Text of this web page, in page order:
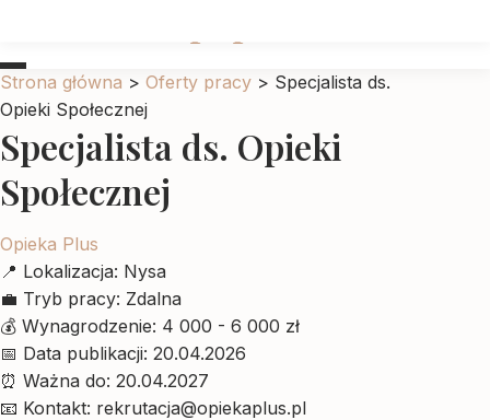
Strona główna > Oferty pracy > Specjalista ds.
Opieki Społecznej
Specjalista ds. Opieki
Społecznej
Opieka Plus
📍 Lokalizacja: Nysa
💼 Tryb pracy: Zdalna
💰 Wynagrodzenie: 4 000 - 6 000 zł
📅 Data publikacji: 20.04.2026
⏰ Ważna do: 20.04.2027
📧 Kontakt: rekrutacja@opiekaplus.pl